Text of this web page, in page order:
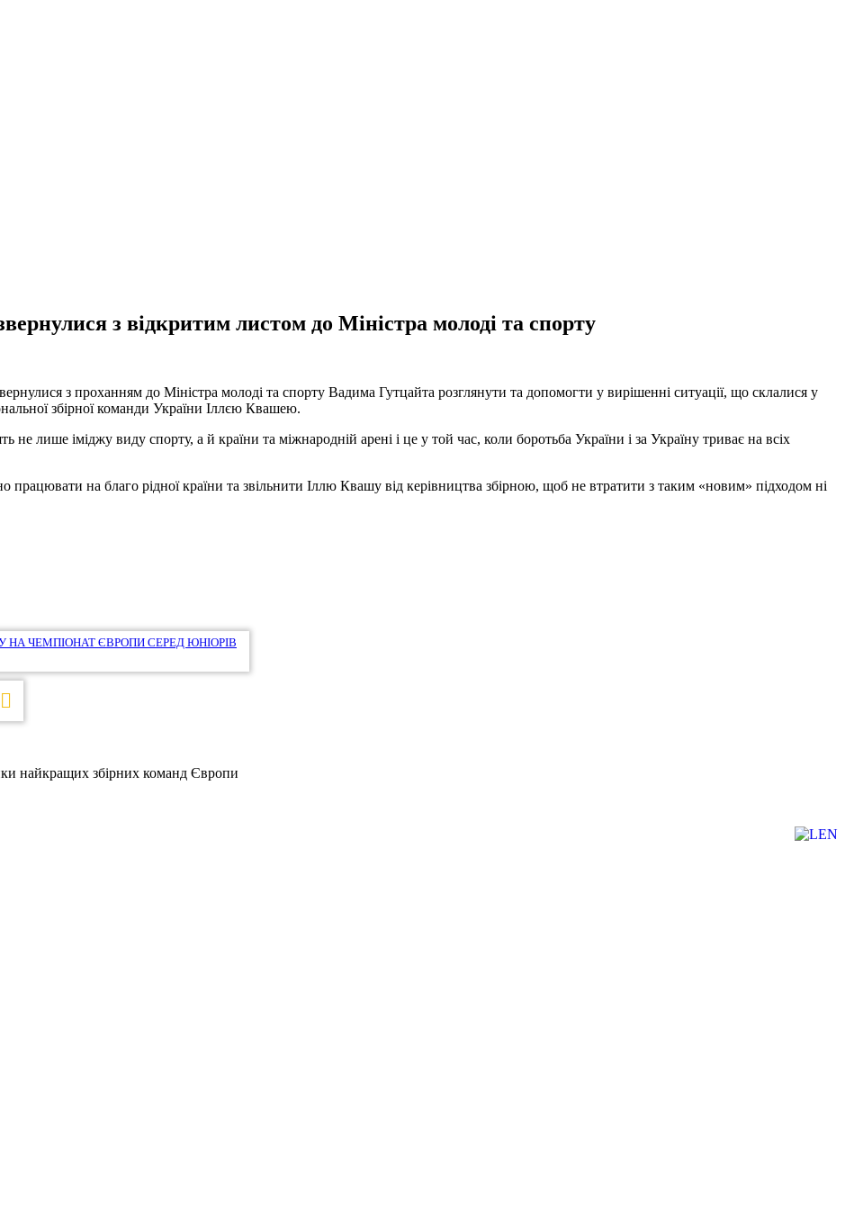
з відкритим листом до Міністра молоді та спорту
з проханням до Міністра молоді та спорту Вадима Гутцайта розглянути та допомогти у вирішенні ситуації, що склалися у
збірної команди України Іллєю Квашею.
не лише іміджу виду спорту, а й країни та міжнародній арені і це у той час, коли боротьба України і за Україну триває на всіх
працювати на благо рідної країни та звільнити Іллю Квашу від керівництва збірною, щоб не втратити з таким «новим» підходом ні
НА ЧЕМПІОНАТ ЄВРОПИ СЕРЕД ЮНІОРІВ
найкращих збірних команд Європи